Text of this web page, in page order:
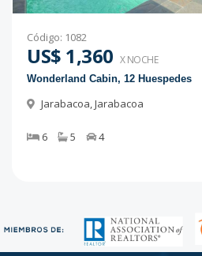
Código: 1082
US$ 1,360 X NOCHE
Wonderland Cabin, 12 Huespedes
Jarabacoa,Jarabacoa
6 5 4